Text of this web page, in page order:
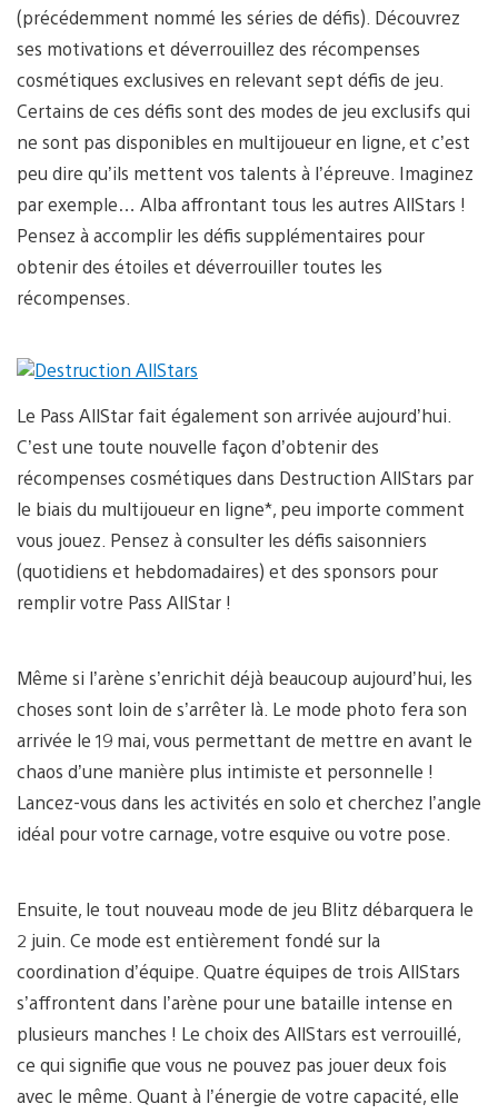
(précédemment nommé les séries de défis). Découvrez
ses motivations et déverrouillez des récompenses
cosmétiques exclusives en relevant sept défis de jeu.
Certains de ces défis sont des modes de jeu exclusifs qui
ne sont pas disponibles en multijoueur en ligne, et c’est
peu dire qu’ils mettent vos talents à l’épreuve. Imaginez
par exemple… Alba affrontant tous les autres AllStars !
Pensez à accomplir les défis supplémentaires pour
obtenir des étoiles et déverrouiller toutes les
récompenses.
Le Pass AllStar fait également son arrivée aujourd’hui.
C’est une toute nouvelle façon d’obtenir des
récompenses cosmétiques dans Destruction AllStars par
le biais du multijoueur en ligne*, peu importe comment
vous jouez. Pensez à consulter les défis saisonniers
(quotidiens et hebdomadaires) et des sponsors pour
remplir votre Pass AllStar !
Même si l’arène s’enrichit déjà beaucoup aujourd’hui, les
choses sont loin de s’arrêter là. Le mode photo fera son
arrivée le 19 mai, vous permettant de mettre en avant le
chaos d’une manière plus intimiste et personnelle !
Lancez-vous dans les activités en solo et cherchez l’angle
idéal pour votre carnage, votre esquive ou votre pose.
Ensuite, le tout nouveau mode de jeu Blitz débarquera le
2 juin. Ce mode est entièrement fondé sur la
coordination d’équipe. Quatre équipes de trois AllStars
s’affrontent dans l’arène pour une bataille intense en
plusieurs manches ! Le choix des AllStars est verrouillé,
ce qui signifie que vous ne pouvez pas jouer deux fois
avec le même. Quant à l’énergie de votre capacité, elle